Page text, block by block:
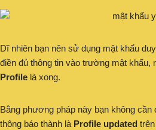
Dĩ nhiên bạn nên sử dụng mật khẩu
điền đủ thông tin vào trường mật khẩu,
Profile là xong.
Bằng phương pháp này bạn không cần
thông báo thành là Profile updated